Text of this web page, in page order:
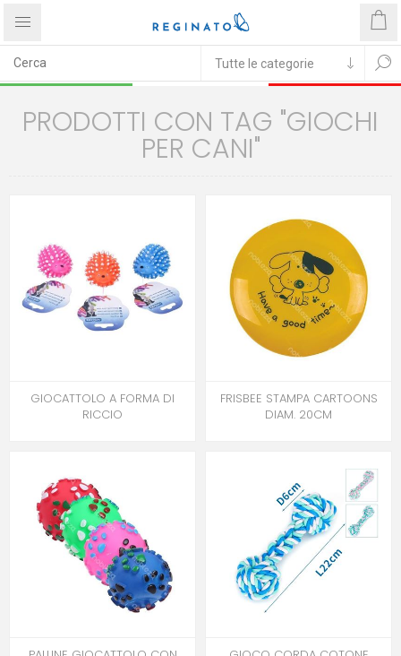
PRODOTTI CON TAG "GIOCHI
PER CANI"
GIOCATTOLO A FORMA DI
RICCIO
FRISBEE STAMPA CARTOONS
DIAM. 20CM